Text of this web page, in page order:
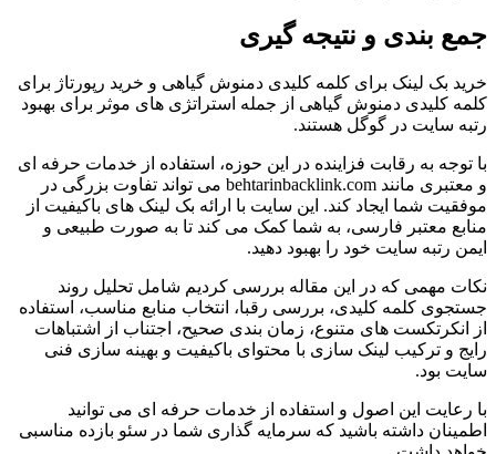
جمع بندی و نتیجه گیری
خرید بک لینک برای کلمه کلیدی دمنوش گیاهی و خرید رپورتاژ برای
کلمه کلیدی دمنوش گیاهی از جمله استراتژی های موثر برای بهبود
رتبه سایت در گوگل هستند.
با توجه به رقابت فزاینده در این حوزه، استفاده از خدمات حرفه ای
و معتبری مانند behtarinbacklink.com می تواند تفاوت بزرگی در
موفقیت شما ایجاد کند. این سایت با ارائه بک لینک های باکیفیت از
منابع معتبر فارسی، به شما کمک می کند تا به صورت طبیعی و
ایمن رتبه سایت خود را بهبود دهید.
نکات مهمی که در این مقاله بررسی کردیم شامل تحلیل روند
جستجوی کلمه کلیدی، بررسی رقبا، انتخاب منابع مناسب، استفاده
از انکرتکست های متنوع، زمان بندی صحیح، اجتناب از اشتباهات
رایج و ترکیب لینک سازی با محتوای باکیفیت و بهینه سازی فنی
سایت بود.
با رعایت این اصول و استفاده از خدمات حرفه ای می توانید
اطمینان داشته باشید که سرمایه گذاری شما در سئو بازده مناسبی